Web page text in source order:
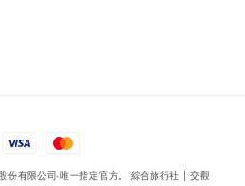
份有限公司-唯一指定官方。 綜合旅行社 │ 交觀